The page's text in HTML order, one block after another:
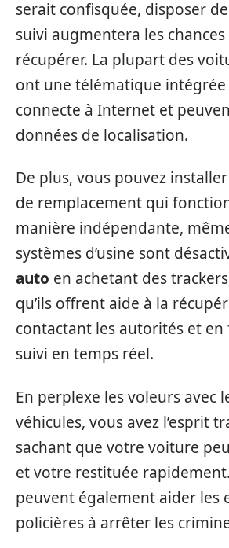
serait confisquée, disposer
suivi augmentera les chances
récupérer. La plupart des
ont une télématique intégrée
connecte à Internet et
données de localisation.
De plus, vous pouvez
de remplacement qui
manière indépendante,
systèmes d’usine sont
auto en achetant des
qu’ils offrent aide à la
contactant les autorités et
suivi en temps réel.
En perplexe les voleurs avec
véhicules, vous avez l’esprit
sachant que votre voiture
et votre restituée
peuvent également aider les
policières à arrêter les